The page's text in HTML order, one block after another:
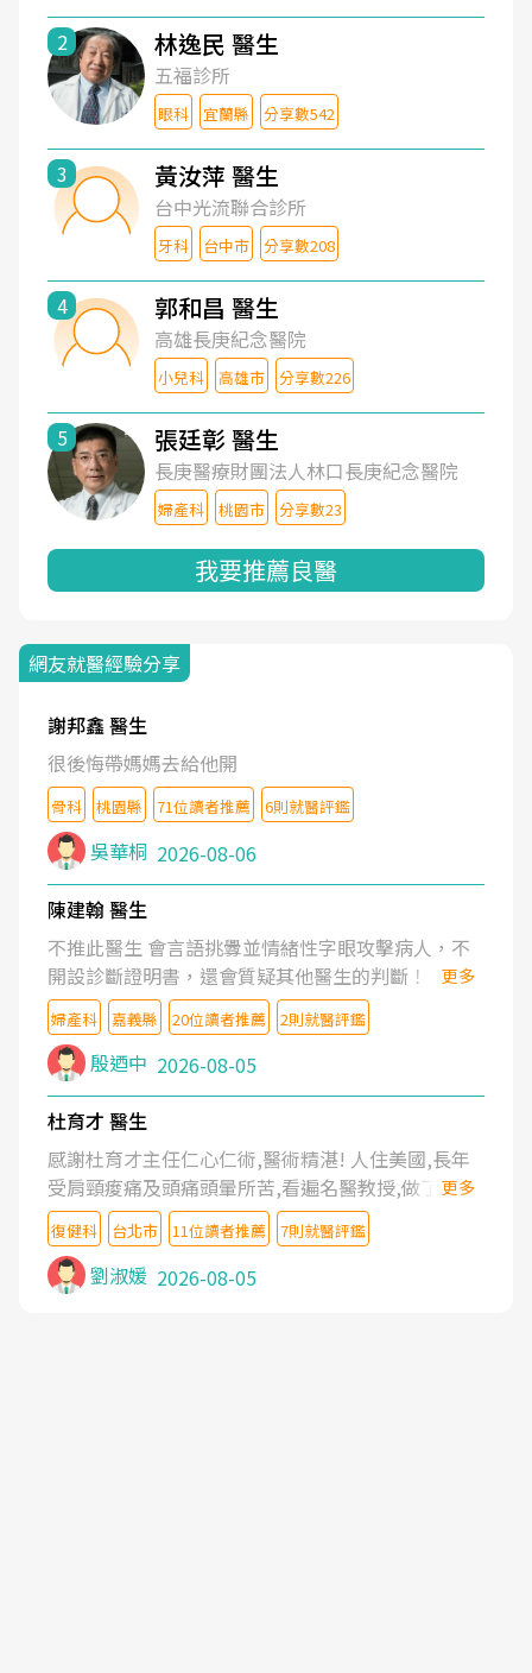
2 林逸民 醫生
五福診所
眼科 宜蘭縣 分享數542
3 黃汝萍 醫生
台中光流聯合診所
牙科 台中市 分享數208
4 郭和昌 醫生
高雄長庚紀念醫院
小兒科 高雄市 分享數226
5 張廷彰 醫生
長庚醫療財團法人林口長庚紀念醫院
婦產科 桃園市 分享數23
我要推薦良醫
網友就醫經驗分享
謝邦鑫 醫生
很後悔帶媽媽去給他開
骨科 桃園縣 71位讀者推薦 6則就醫評鑑
吳華桐 2026-08-06
陳建翰 醫生
不推此醫生 會言語挑釁並情緒性字眼攻擊病人，不
開設診斷證明書，還會質疑其他醫生的判斷！
更多
婦產科 嘉義縣 20位讀者推薦 2則就醫評鑑
殷迺中 2026-08-05
杜育才 醫生
感謝杜育才主任仁心仁術,醫術精湛! 人住美國,長年
受肩頸痠痛及頭痛頭暈所苦,看遍名醫教授,做了各種
檢查,也嘗試過西醫打針,中醫針灸及物理徒手治療都
沒有用,後來連吃到嗎啡類止痛藥都效果有限,只是壓
症狀,沒多久就痛起來,多年失眠嚴重影響生活品質.
台灣親友介紹忠孝醫院杜育才主任是頸頭症候群專
更多
復健科 台北市 11位讀者推薦 7則就醫評鑑
劉淑媛 2026-08-05